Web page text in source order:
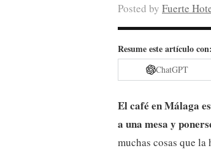
Posted by Fuerte
Resume este artículo con:
ChatGPT
El café en Málaga
a una mesa y
muchas cosas que